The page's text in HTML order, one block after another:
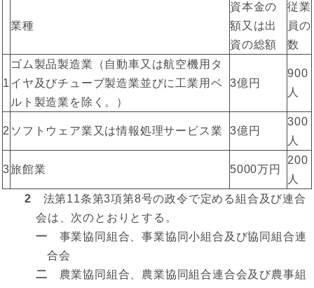
業種
資本金の
額又は出
資の総額
従業
員の
数
1
ゴム製品製造業（自動車又は航空機用タ
イヤ及びチューブ製造業並びに工業用ベ
ルト製造業を除く。）
3億円
900
人
2 ソフトウェア業又は情報処理サービス業 3億円
300
人
3旅館業 5000万円
200
人
2 法第11条第3項第8号の政令で定める組合及び連合
会は、次のとおりとする。
一 事業協同組合、事業協同小組合及び協同組合連
合会
二 農業協同組合、農業協同組合連合会及び農事組